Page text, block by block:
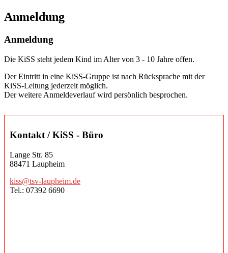
Anmeldung
Anmeldung
Die KiSS steht jedem Kind im Alter von 3 - 10 Jahre offen.
Der Eintritt in eine KiSS-Gruppe ist nach Rücksprache mit der
KiSS-Leitung jederzeit möglich.
Der weitere Anmeldeverlauf wird persönlich besprochen.
Kontakt / KiSS - Büro
Lange Str. 85
88471 Laupheim
kiss@tsv-laupheim.de
Tel.: 07392 6690